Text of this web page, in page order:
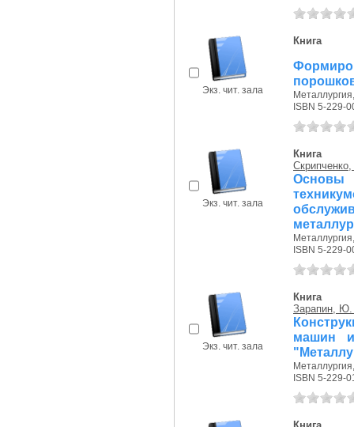
Экз. чит. зала
Книга
ISBN 5-229-
Экз. чит. зала
Книга
Основы
ISBN 5-229-
Экз. чит. зала
Книга
Зарапин,
машин и
ISBN 5-229-